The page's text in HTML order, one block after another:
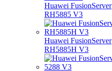
Huawei FusionServer
RH5885 V3
Huawei FusionServer
RH5885H V3